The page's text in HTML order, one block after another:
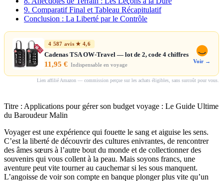
9. Comparatif Final et Tableau Récapitulatif
Conclusion : La Liberté par le Contrôle
4 587 avis ★ 4,6
Cadenas TSA OW-Travel — lot de 2, code 4 chiffres
11,95 € Indispensable en voyage
Voir →
Lien affilié Amazon — commission perçue sur les achats éligibles, sans surcoût pour vous.
Titre : Applications pour gérer son budget voyage : Le Guide Ultime
du Baroudeur Malin
Voyager est une expérience qui fouette le sang et aiguise les sens.
C’est la liberté de découvrir des cultures enivrantes, de rencontrer
des âmes sœurs à l’autre bout du monde et de collectionner des
souvenirs qui vous collent à la peau. Mais soyons francs, une
aventure peut vite tourner au cauchemar si les sous manquent.
L’angoisse de voir son compte en banque plonger plus vite qu’un